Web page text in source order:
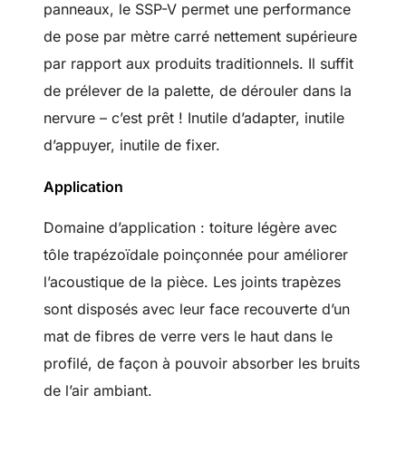
panneaux, le SSP-V permet une performance
de pose par mètre carré nettement supérieure
par rapport aux produits traditionnels. Il suffit
de prélever de la palette, de dérouler dans la
nervure – c’est prêt ! Inutile d’adapter, inutile
d’appuyer, inutile de fixer.
Application
Domaine d’application : toiture légère avec
tôle trapézoïdale poinçonnée pour améliorer
l’acoustique de la pièce. Les joints trapèzes
sont disposés avec leur face recouverte d’un
mat de fibres de verre vers le haut dans le
profilé, de façon à pouvoir absorber les bruits
de l’air ambiant.